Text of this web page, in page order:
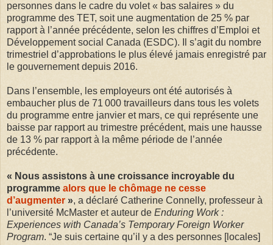
personnes dans le cadre du volet « bas salaires » du
programme des TET, soit une augmentation de 25 % par
rapport à l’année précédente, selon les chiffres d’Emploi et
Développement social Canada (ESDC). Il s’agit du nombre
trimestriel d’approbations le plus élevé jamais enregistré par
le gouvernement depuis 2016.
Dans l’ensemble, les employeurs ont été autorisés à
embaucher plus de 71 000 travailleurs dans tous les volets
du programme entre janvier et mars, ce qui représente une
baisse par rapport au trimestre précédent, mais une hausse
de 13 % par rapport à la même période de l’année
précédente.
« Nous assistons à une croissance incroyable du
programme alors que le chômage ne cesse
d’augmenter », a déclaré Catherine Connelly, professeur à
l’université McMaster et auteur de Enduring Work :
Experiences with Canada’s Temporary Foreign Worker
Program. “Je suis certaine qu’il y a des personnes [locales]